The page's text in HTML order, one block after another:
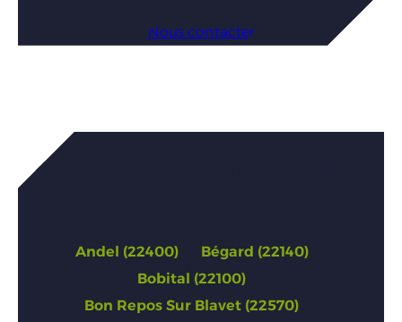
Nous contacter
Annonces de Côtes-d’Armor
Andel (22400)
Bégard (22140)
Bobital (22100)
Bon Repos Sur Blavet (22570)